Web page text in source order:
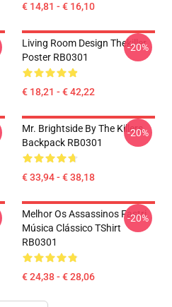
€ 14,81 - € 16,10
Living Room Design Thekiller
Poster RB0301
€ 18,21 - € 42,22
-20%
Mr. Brightside By The Killers
Backpack RB0301
€ 33,94 - € 38,18
-20%
Melhor Os Assassinos Fastri
Música Clássico TShirt
RB0301
€ 24,38 - € 28,06
-20%